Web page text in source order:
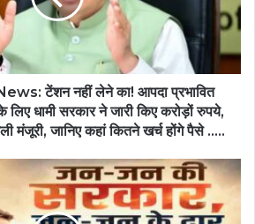
टेंशन नहीं लेने का! आपदा प्रभावित
लिए धामी सरकार ने जारी किए करोड़ों रुपये,
मंजूरी, जानिए कहां कितने खर्च होंगे पैसे …..